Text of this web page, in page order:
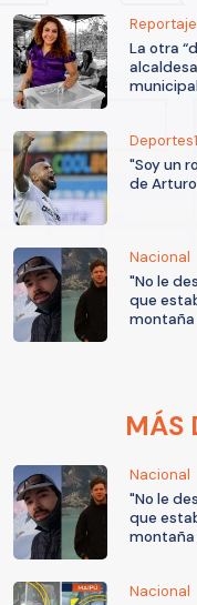
La otra
"Soy un
de
Nacional
"No le
que
montaña
MÁS
Nacional
"No le
que
montaña
Nacional